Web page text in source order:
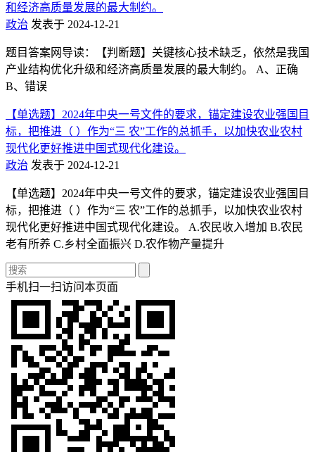
和经济高质量发展的最大制约。
政治 发表于 2024-12-21
题目答案网导读：【判断题】关键核心技术缺乏，依然是我国
产业结构优化升级和经济高质量发展的最大制约。 A、正确
B、错误
【单选题】2024年中央一号文件的要求，锚定建设农业强国目
标，把推进（ ）作为“三 农”工作的总抓手，以加快农业农村
现代化更好推进中国式现代化建设。
政治 发表于 2024-12-21
【单选题】2024年中央一号文件的要求，锚定建设农业强国目
标，把推进（ ）作为“三 农”工作的总抓手，以加快农业农村
现代化更好推进中国式现代化建设。 A.农民收入增加 B.农民
老有所养 C.乡村全面振兴 D.农作物产量提升
手机扫一扫访问本页面